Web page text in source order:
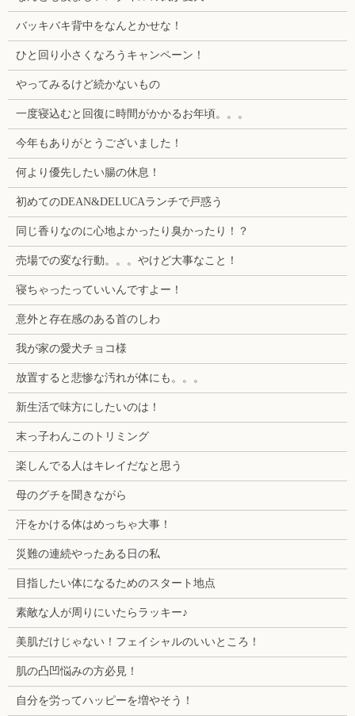
バッキバキ背中をなんとかせな！
ひと回り小さくなろうキャンペーン！
やってみるけど続かないもの
一度寝込むと回復に時間がかかるお年頃。。。
今年もありがとうございました！
何より優先したい腸の休息！
初めてのDEAN&DELUCAランチで戸惑う
同じ香りなのに心地よかったり臭かったり！？
売場での変な行動。。。やけど大事なこと！
寝ちゃったっていいんですよー！
意外と存在感のある首のしわ
我が家の愛犬チョコ様
放置すると悲惨な汚れが体にも。。。
新生活で味方にしたいのは！
末っ子わんこのトリミング
楽しんでる人はキレイだなと思う
母のグチを聞きながら
汗をかける体はめっちゃ大事！
災難の連続やったある日の私
目指したい体になるためのスタート地点
素敵な人が周りにいたらラッキー♪
美肌だけじゃない！フェイシャルのいいところ！
肌の凸凹悩みの方必見！
自分を労ってハッピーを増やそう！